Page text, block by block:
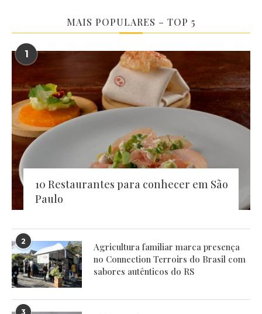
MAIS POPULARES – TOP 5
1
10 Restaurantes para conhecer em São
Paulo
2
Agricultura familiar marca presença
no Connection Terroirs do Brasil com
sabores autênticos do RS
3